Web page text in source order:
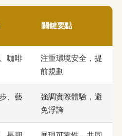
關鍵要點
咖啡
注重環境安全，提
前規劃
、藝
強調實際體驗，避
免浮誇